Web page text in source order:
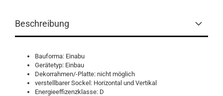
Beschreibung
Bauforma: Einabu
Gerätetyp: Einbau
Dekorrahmen/-Platte: nicht möglich
verstellbarer Sockel: Horizontal und Vertikal
Energieeffizenzklasse: D